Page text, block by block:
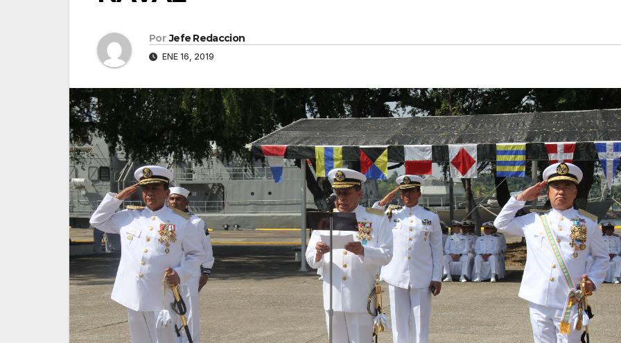
Por Jefe Redaccion
ENE 16, 2019